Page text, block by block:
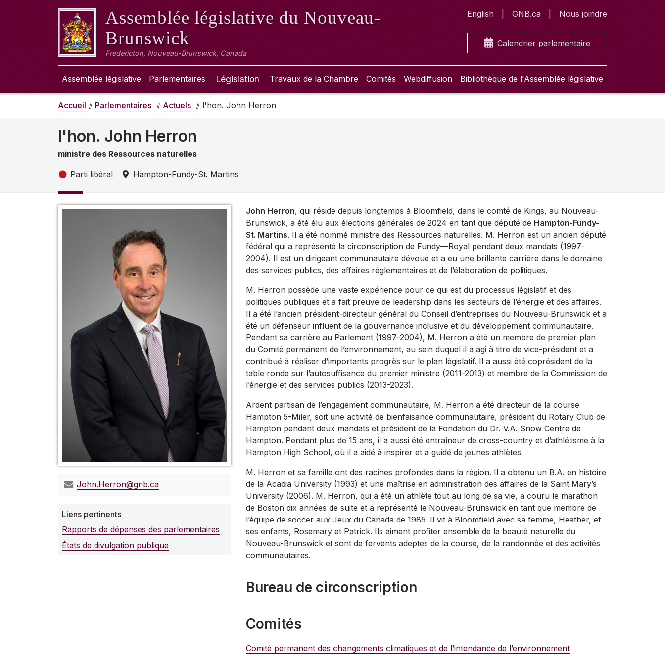
Assemblée législative du Nouveau-
Brunswick
Fredericton, Nouveau-Brunswick, Canada
English GNB.ca Nous joindre
Calendrier parlementaire
Assemblée législative Parlementaires Législation Travaux de la Chambre Comités Webdiffusion Bibliothèque de l'Assemblée législative
Accueil Parlementaires Actuels l'hon. John Herron
l'hon. John Herron
ministre des Ressources naturelles
Parti libéral Hampton-Fundy-St. Martins
John.Herron@gnb.ca
Liens pertinents
Rapports de dépenses des parlementaires
États de divulgation publique
John Herron, qui réside depuis longtemps à Bloomfield, dans le comté de Kings, au Nouveau-
Brunswick, a été élu aux élections générales de 2024 en tant que député de Hampton-Fundy-
St. Martins. Il a été nommé ministre des Ressources naturelles. M. Herron est un ancien député
fédéral qui a représenté la circonscription de Fundy—Royal pendant deux mandats (1997-
2004). Il est un dirigeant communautaire dévoué et a eu une brillante carrière dans le domaine
des services publics, des affaires réglementaires et de l’élaboration de politiques.
M. Herron possède une vaste expérience pour ce qui est du processus législatif et des
politiques publiques et a fait preuve de leadership dans les secteurs de l’énergie et des affaires.
Il a été l’ancien président-directeur général du Conseil d’entreprises du Nouveau-Brunswick et a
été un défenseur influent de la gouvernance inclusive et du développement communautaire.
Pendant sa carrière au Parlement (1997-2004), M. Herron a été un membre de premier plan
du Comité permanent de l’environnement, au sein duquel il a agi à titre de vice-président et a
contribué à réaliser d’importants progrès sur le plan législatif. Il a aussi été coprésident de la
table ronde sur l’autosuffisance du premier ministre (2011-2013) et membre de la Commission de
l’énergie et des services publics (2013-2023).
Ardent partisan de l’engagement communautaire, M. Herron a été directeur de la course
Hampton 5-Miler, soit une activité de bienfaisance communautaire, président du Rotary Club de
Hampton pendant deux mandats et président de la Fondation du Dr. V.A. Snow Centre de
Hampton. Pendant plus de 15 ans, il a aussi été entraîneur de cross-country et d’athlétisme à la
Hampton High School, où il a aidé à inspirer et a guidé de jeunes athlètes.
M. Herron et sa famille ont des racines profondes dans la région. Il a obtenu un B.A. en histoire
de la Acadia University (1993) et une maîtrise en administration des affaires de la Saint Mary’s
University (2006). M. Herron, qui a été un athlète tout au long de sa vie, a couru le marathon
de Boston dix années de suite et a représenté le Nouveau-Brunswick en tant que membre de
l’équipe de soccer aux Jeux du Canada de 1985. Il vit à Bloomfield avec sa femme, Heather, et
ses enfants, Rosemary et Patrick. Ils aiment profiter ensemble de la beauté naturelle du
Nouveau-Brunswick et sont de fervents adeptes de la course, de la randonnée et des activités
communautaires.
Bureau de circonscription
Comités
Comité permanent des changements climatiques et de l’intendance de l’environnement